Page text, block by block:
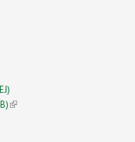
(link is external)